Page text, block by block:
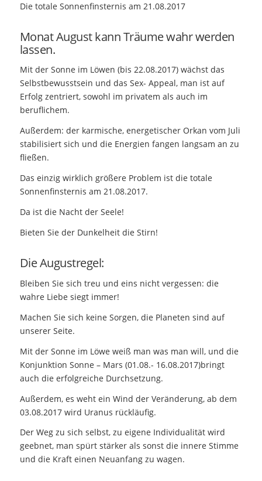
Die totale Sonnenfinsternis am 21.08.2017
Monat August kann Träume wahr werden
lassen.
Mit der Sonne im Löwen (bis 22.08.2017) wächst das
Selbstbewusstsein und das Sex- Appeal, man ist auf
Erfolg zentriert, sowohl im privatem als auch im
beruflichem.
Außerdem: der karmische, energetischer Orkan vom Juli
stabilisiert sich und die Energien fangen langsam an zu
fließen.
Das einzig wirklich größere Problem ist die totale
Sonnenfinsternis am 21.08.2017.
Da ist die Nacht der Seele!
Bieten Sie der Dunkelheit die Stirn!
Die Augustregel:
Bleiben Sie sich treu und eins nicht vergessen: die
wahre Liebe siegt immer!
Machen Sie sich keine Sorgen, die Planeten sind auf
unserer Seite.
Mit der Sonne im Löwe weiß man was man will, und die
Konjunktion Sonne – Mars (01.08.- 16.08.2017)bringt
auch die erfolgreiche Durchsetzung.
Außerdem, es weht ein Wind der Veränderung, ab dem
03.08.2017 wird Uranus rückläufig.
Der Weg zu sich selbst, zu eigene Individualität wird
geebnet, man spürt stärker als sonst die innere Stimme
und die Kraft einen Neuanfang zu wagen.